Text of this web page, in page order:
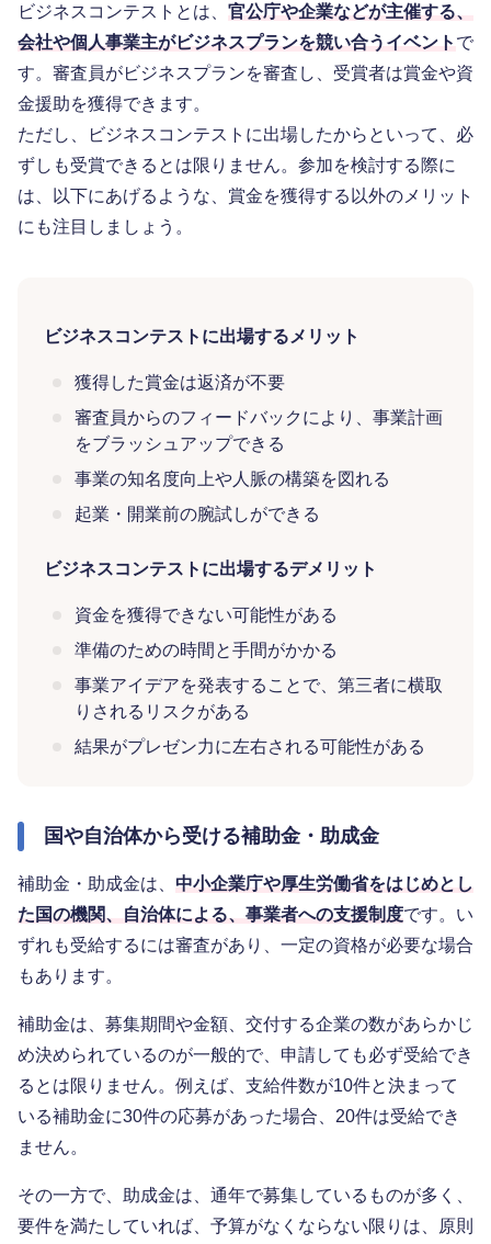
ビジネスコンテストとは、 官公庁や企業などが主催する、
会社や個人事業主がビジネスプランを競い合うイベント で
す。審査員がビジネスプランを審査し、受賞者は賞金や資
金援助を獲得できます。
ただし、ビジネスコンテストに出場したからといって、必
ずしも受賞できるとは限りません。参加を検討する際に
は、以下にあげるような、賞金を獲得する以外のメリット
にも注目しましょう。
ビジネスコンテストに出場するメリット
獲得した賞金は返済が不要
審査員からのフィードバックにより、事業計画
をブラッシュアップできる
事業の知名度向上や人脈の構築を図れる
起業・開業前の腕試しができる
ビジネスコンテストに出場するデメリット
資金を獲得できない可能性がある
準備のための時間と手間がかかる
事業アイデアを発表することで、第三者に横取
りされるリスクがある
結果がプレゼン力に左右される可能性がある
国や自治体から受ける補助金・助成金
補助金・助成金は、 中小企業庁や厚生労働省をはじめとし
た国の機関、自治体による、事業者への支援制度です。い
ずれも受給するには審査があり、一定の資格が必要な場合
もあります。
補助金は、募集期間や金額、交付する企業の数があらかじ
め決められているのが一般的で、申請しても必ず受給でき
るとは限りません。例えば、支給件数が10件と決まって
いる補助金に30件の応募があった場合、20件は受給でき
ません。
その一方で、助成金は、通年で募集しているものが多く、
要件を満たしていれば、予算がなくならない限りは、原則